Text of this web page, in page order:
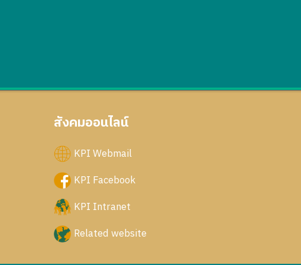
สังคมออนไลน์
KPI Webmail
KPI Facebook
KPI Intranet
Related website